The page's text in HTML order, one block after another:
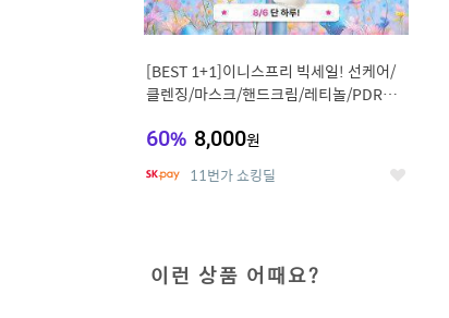
[BEST 1+1]이니스프리 빅세일! 선케어/
클렌징/마스크/핸드크림/레티놀/PDRN/
60% 8,000원
11번가 쇼킹딜 좋
이런 상품 어때요?